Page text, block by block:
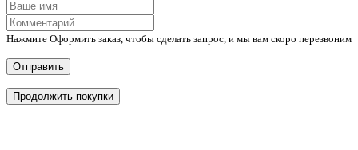
Нажмите Оформить заказ, чтобы сделать запрос, и мы вам скоро перезвоним
Отправить
Продолжить покупки